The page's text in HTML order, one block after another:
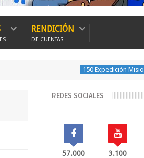
RENDICIÓN
DE CUENTAS
150 Expedición Misionera Se
REDES SOCIALES
57.000 3.100